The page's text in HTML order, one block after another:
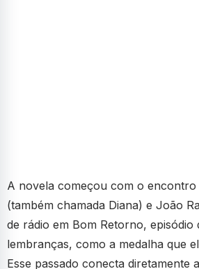
A novela começou com o
(também chamada Diana) e João
de rádio em Bom Retorno, episódio
lembranças, como a medalha que
Esse passado conecta diretamente